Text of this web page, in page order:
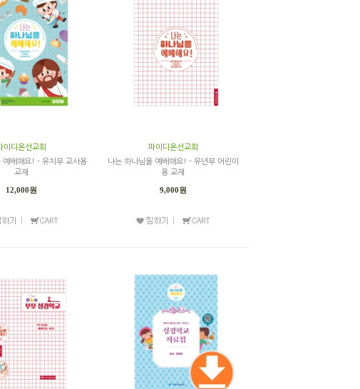
이디온선교회
예배해요! - 유치부 교사용
교재
12,000원
파이디온선교회
나는 하나님을 예배해요! - 유년부 어린이
용 교재
9,000원